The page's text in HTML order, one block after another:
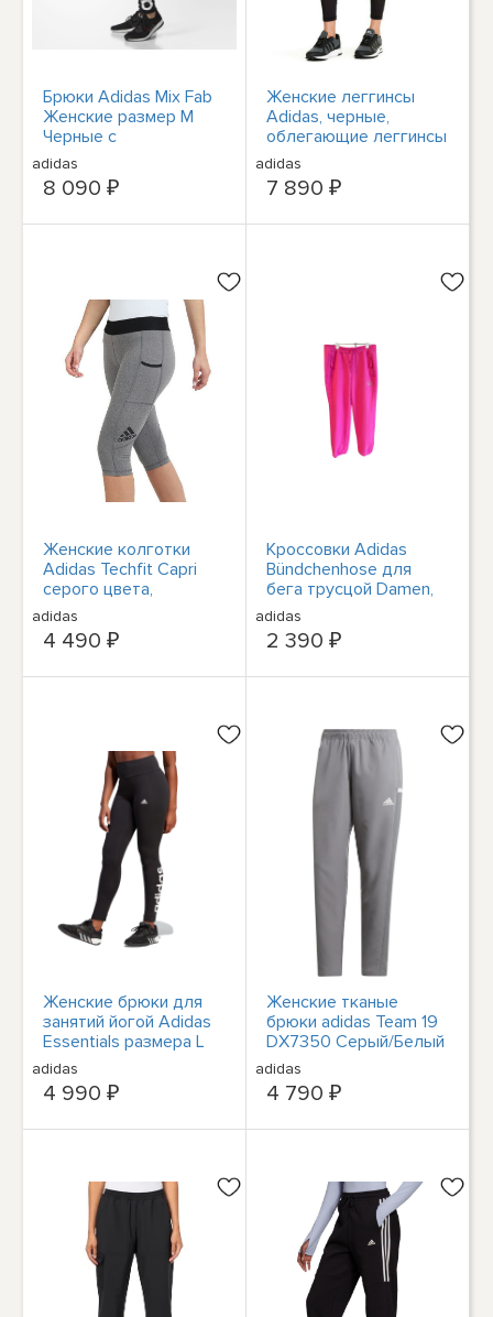
Брюки Adidas Mix Fab
Женские размер M
Черные с
графическим
рисунком для занятий
йогой и компрессией
adidas
8 090 ₽
Женские леггинсы
Adidas, черные,
облегающие леггинсы
с принтом, новые
adidas
7 890 ₽
Женские колготки
Adidas Techfit Capri
серого цвета,
спортивная одежда
для бега, НОВИНКА
adidas
4 490 ₽
Кроссовки Adidas
Bündchenhose для
бега трусцой Damen,
14, цена 35 фунтов
стерлингов,
ПОРТОФРЕЙ/
adidas
2 390 ₽
Женские брюки для
занятий йогой Adidas
Essentials размера L
черно-белые с
завышенной талией
adidas
4 990 ₽
Женские тканые
брюки adidas Team 19
DX7350 Серый/Белый
adidas
4 790 ₽